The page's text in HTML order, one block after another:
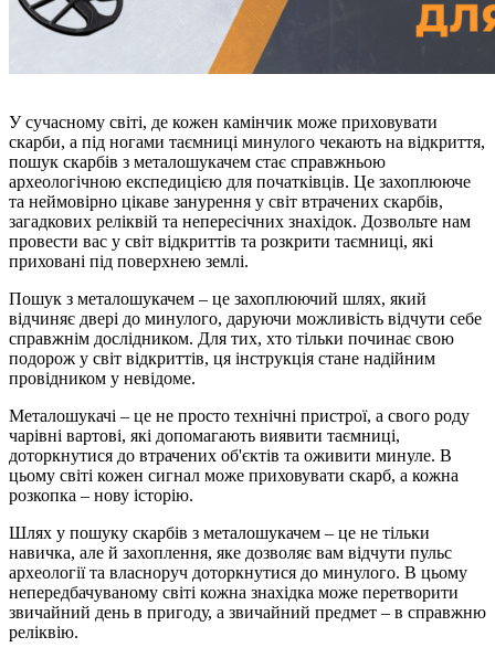
У сучасному світі, де кожен камінчик може приховувати
скарби, а під ногами таємниці минулого чекають на відкриття,
пошук скарбів з металошукачем стає справжньою
археологічною експедицією для початківців. Це захоплююче
та неймовірно цікаве занурення у світ втрачених скарбів,
загадкових реліквій та непересічних знахідок. Дозвольте нам
провести вас у світ відкриттів та розкрити таємниці, які
приховані під поверхнею землі.
Пошук з металошукачем – це захоплюючий шлях, який
відчиняє двері до минулого, даруючи можливість відчути себе
справжнім дослідником. Для тих, хто тільки починає свою
подорож у світ відкриттів, ця інструкція стане надійним
провідником у невідоме.
Металошукачі – це не просто технічні пристрої, а свого роду
чарівні вартові, які допомагають виявити таємниці,
доторкнутися до втрачених об'єктів та оживити минуле. В
цьому світі кожен сигнал може приховувати скарб, а кожна
розкопка – нову історію.
Шлях у пошуку скарбів з металошукачем – це не тільки
навичка, але й захоплення, яке дозволяє вам відчути пульс
археології та власноруч доторкнутися до минулого. В цьому
непередбачуваному світі кожна знахідка може перетворити
звичайний день в пригоду, а звичайний предмет – в справжню
реліквію.